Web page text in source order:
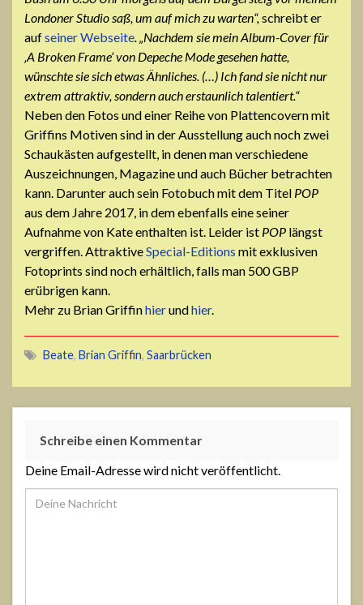
Londoner Studio saß, um auf mich zu warten“,schreibt er
aufseiner Webseite. „Nachdem sie mein Album-Cover für
‚A Broken Frame‘ von Depeche Mode gesehen hatte,
wünschte sie sich etwas Ähnliches. (…) Ich fand sie nicht nur
extrem attraktiv, sondern auch erstaunlich talentiert.“
Neben den Fotos und einer Reihe von Plattencovern mit
Griffins Motiven sind in der Ausstellung auch noch zwei
Schaukästen aufgestellt, in denen man verschiedene
Auszeichnungen, Magazine und auch Bücher betrachten
kann. Darunter auch sein Fotobuch mit dem Titel POP
aus dem Jahre 2017, in dem ebenfalls eine seiner
Aufnahme von Kate enthalten ist. Leider ist POP längst
vergriffen. AttraktiveSpecial-Editions mit exklusiven
Fotoprints sind noch erhältlich, falls man 500 GBP
erübrigen kann.
Mehr zu Brian Griffinhierundhier.
Beate, Brian Griffin, Saarbrücken
Schreibe einen Kommentar
Deine Email-Adresse wird nicht veröffentlicht.